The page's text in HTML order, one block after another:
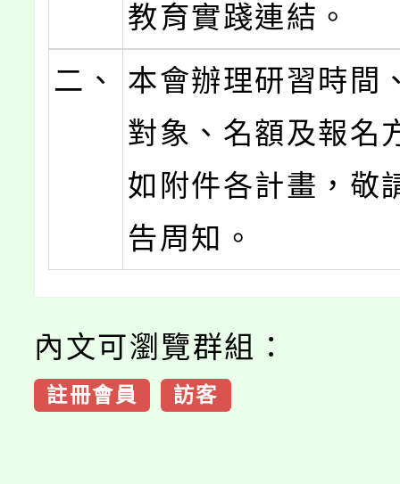
教育實踐連結。
二、
本會辦理研習時間
對象、名額及報名
如附件各計畫，敬
告周知。
內文可瀏覽群組：
註冊會員 訪客